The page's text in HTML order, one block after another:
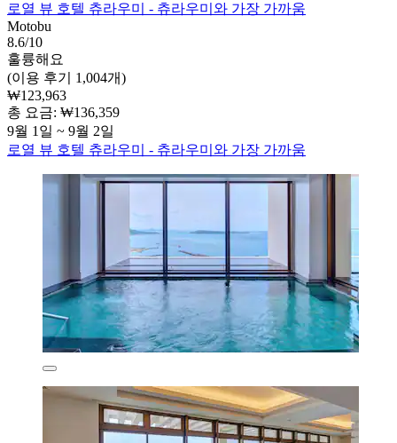
로열 뷰 호텔 츄라우미 - 츄라우미와 가장 가까움
Motobu
8.6/10
훌륭해요
(이용 후기 1,004개)
₩123,963
총 요금: ₩136,359
9월 1일 ~ 9월 2일
로열 뷰 호텔 츄라우미 - 츄라우미와 가장 가까움